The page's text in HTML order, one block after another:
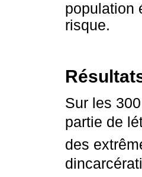
population
risque.
Sur les
partie de
des